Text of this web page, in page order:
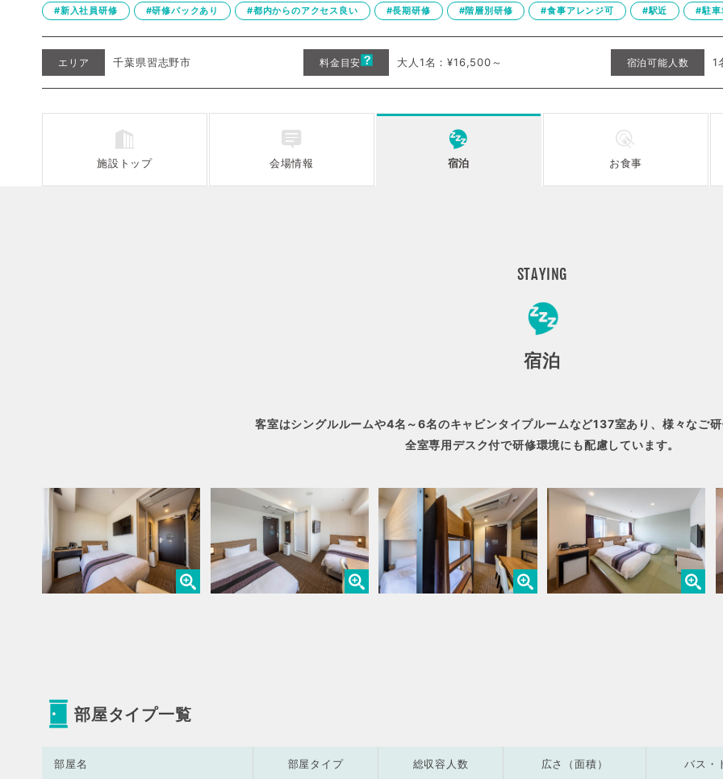
#新入社員研修
#研修パックあり #都内からのアクセス良い #長期研修 #階層別研修 #食事アレンジ可 #駅近 #駐車
エリア 千葉県習志野市 料金目安 大人1名：¥16,500～ 宿泊可能人数 1
施設 トップ 会場情報 宿泊 お食事
STAYING
宿泊
客室はシングルルームや4名～6名のキャビンタイプルームなど137室あり、様々なご
全室専用デスク付で研修環境にも配慮しています。
部屋タイプ一覧
部屋名 部屋タイプ 総収容人数 広さ（面積） バス・